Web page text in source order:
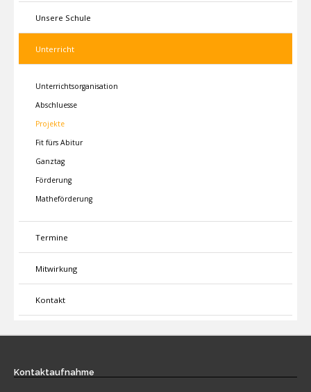
Unsere Schule
Unterricht
Unterrichtsorganisation
Abschluesse
Projekte
Fit fürs Abitur
Ganztag
Förderung
Matheförderung
Termine
Mitwirkung
Kontakt
Kontaktaufnahme